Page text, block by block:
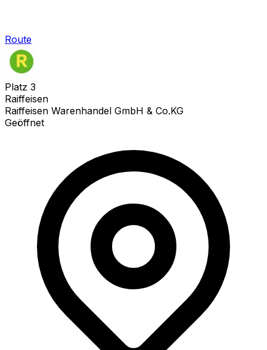
Route
Platz 3
Raiffeisen
Raiffeisen Warenhandel GmbH & Co.KG
Geöffnet